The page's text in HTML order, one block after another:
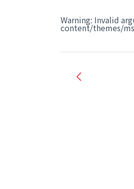
Warning: Invalid
content/themes/